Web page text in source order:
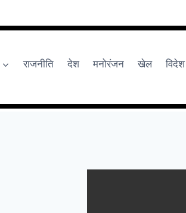
राजनीति देश मनोरंजन खेल विदेश